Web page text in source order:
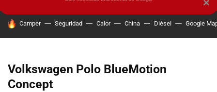
HOY SE HABLA DE
Camper Seguridad Calor China Diésel Google
Volkswagen Polo BlueMotion
Concept
×